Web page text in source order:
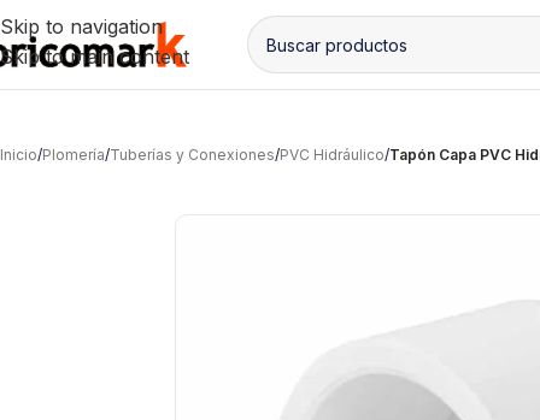
Skip to navigation
Skip to main content
Inicio/Plomería/Tuberías y Conexiones/PVC Hidráulico/Tapón Capa PVC